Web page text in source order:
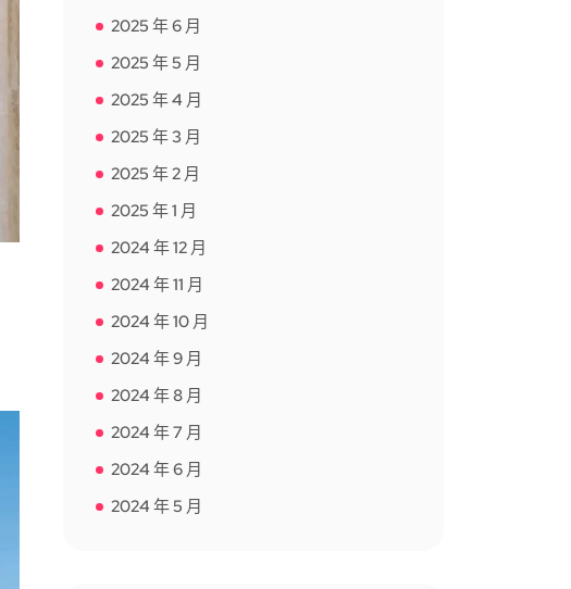
2025 年 6 月
2025 年 5 月
2025 年 4 月
2025 年 3 月
2025 年 2 月
2025 年 1 月
2024 年 12 月
2024 年 11 月
2024 年 10 月
2024 年 9 月
2024 年 8 月
2024 年 7 月
2024 年 6 月
2024 年 5 月